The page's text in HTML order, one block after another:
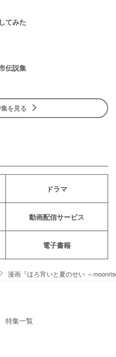
てみた
伝説集
を見る
ドラマ
動画配信サービス
電子書籍
漫画『ほろ宵いと夏のせい ～
特集一覧